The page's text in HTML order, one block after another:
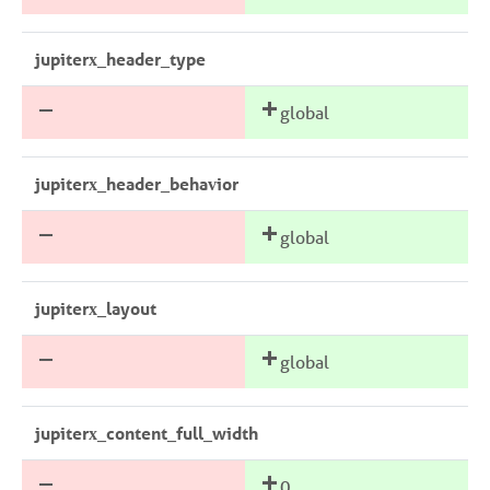
jupiterx_header_type
global
jupiterx_header_behavior
global
jupiterx_layout
global
jupiterx_content_full_width